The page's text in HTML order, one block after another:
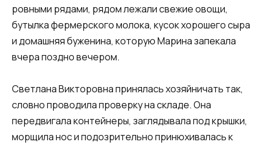
ровными рядами, рядом лежали свежие овощи,
бутылка фермерского молока, кусок хорошего сыра
и домашняя буженина, которую Марина запекала
вчера поздно вечером.
Светлана Викторовна принялась хозяйничать так,
словно проводила проверку на складе. Она
передвигала контейнеры, заглядывала под крышки,
морщила нос и подозрительно принюхивалась к